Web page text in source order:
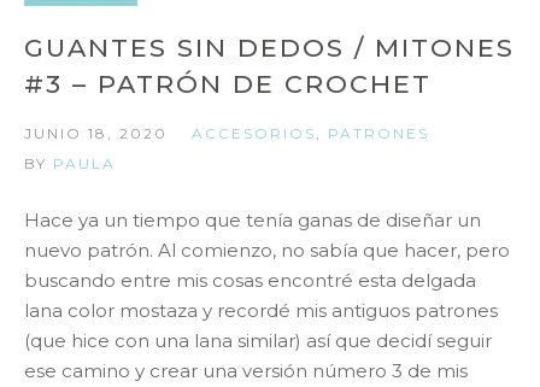
GUANTES SIN DEDOS / MITONES
#3 – PATRÓN DE CROCHET
JUNIO 18, 2020 ACCESORIOS
PATRONES
BY PAULA
Hace ya un tiempo que tenía ganas de diseñar un
nuevo patrón. Al comienzo, no sabía que hacer, pero
buscando entre mis cosas encontré esta delgada
lana color mostaza y recordé mis antiguos patrones
(que hice con una lana similar) así que decidí seguir
ese camino y crear una versión número 3 de mis